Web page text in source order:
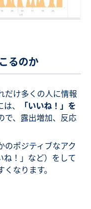
るのか
だけ多くの人に情報
、
「いいね！」を
で、露出増加、反応
のポジティブなアク
ね！」など）をして
なります。